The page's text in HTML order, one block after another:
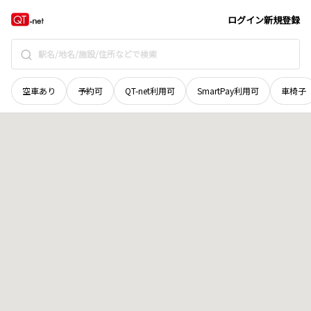
ログイン新規登録
空車あり 予約可 QT-net利用可 SmartPay利用可 車椅子
北海道